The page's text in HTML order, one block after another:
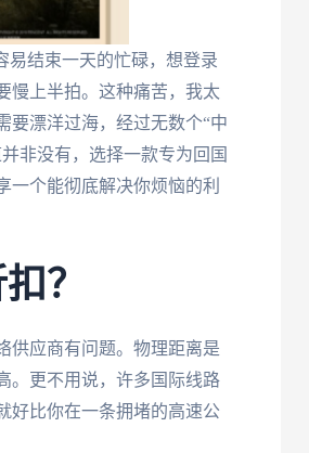
易结束一天的忙碌，想登录
慢上半拍。这种痛苦，我太
要漂洋过海，经过无数个“中
非没有，选择一款专为回国
一个能彻底解决你烦恼的利
？
供应商有问题。物理距离是
。更不用说，许多国际线路
好比你在一条拥堵的高速公